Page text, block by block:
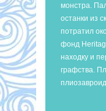
монстра.
останки из
потратил
фонд
находку и
графства.